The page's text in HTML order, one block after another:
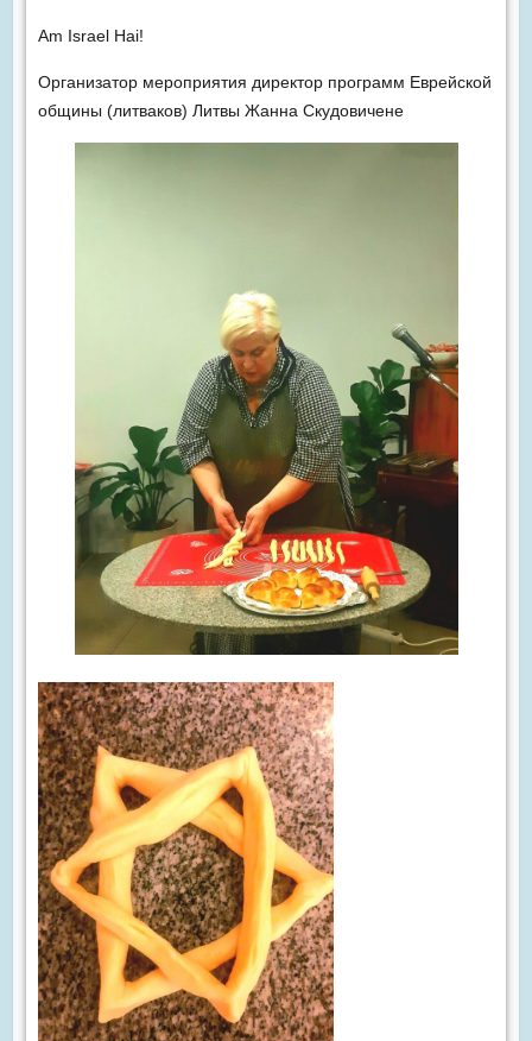
Am Israel Hai!
Организатор мероприятия директор программ Еврейской
общины (литваков) Литвы Жанна Скудовичене